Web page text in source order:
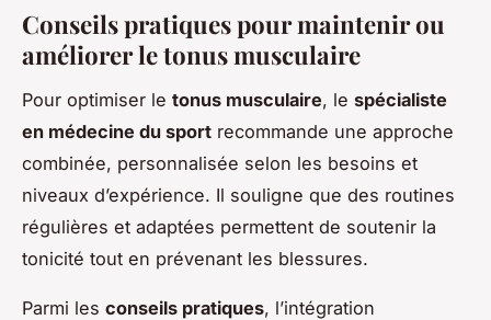
Conseils pratiques pour maintenir ou
améliorer le tonus musculaire
Pour optimiser le tonus musculaire, le spécialiste
en médecine du sport recommande une approche
combinée, personnalisée selon les besoins et
niveaux d’expérience. Il souligne que des routines
régulières et adaptées permettent de soutenir la
tonicité tout en prévenant les blessures.
Parmi les conseils pratiques, l’intégration